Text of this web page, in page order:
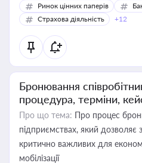
Ринок цінних паперів
Страхова діяльність
+12
Бронювання
процедура, терміни,
Про що тема: Про процес
підприємствах, який дозволяє
критично важливих для
мобілізації